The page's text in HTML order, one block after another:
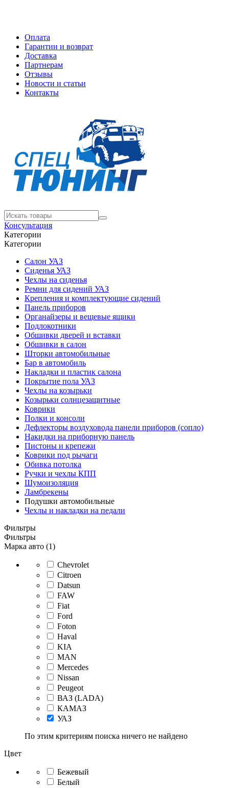
Оплата
Гарантии и возврат
Доставка
Партнерам
Отзывы
Новости и статьи
Контакты
Консультация
Категории
Категории
Салон УАЗ
Сиденья УАЗ
Чехлы на сиденья
Ремни для сидений УАЗ
Крепления и комплектующие сидений
Панель приборов
Органайзеры и вещевые ящики
Подлокотники
Обшивки дверей и вставки
Обшивки в салон
Шторки автомобильные
Бар в автомобиль
Накладки и пластик салона
Покрытие пола УАЗ
Чехлы на козырьки
Козырьки солнцезащитные
Коврики
Полки и консоли
Дефлекторы воздуховода панели приборов (сопло)
Накидки на приборную панель
Пистоны и крепежи
Коврики под рычаги
Обивка потолка
Ручки и чехлы КПП
Шумоизоляция
Ламбрекены
Подушки автомобильные
Чехлы и накладки на педали
Фильтры
Фильтры
Марка авто (1)
Chevrolet
Citroen
Datsun
FAW
Fiat
Ford
Foton
Haval
KIA
MAN
Mercedes
Nissan
Peugeot
ВАЗ (LADA)
КАМАЗ
УАЗ
По этим критериям поиска ничего не найдено
Цвет
Бежевый
Белый